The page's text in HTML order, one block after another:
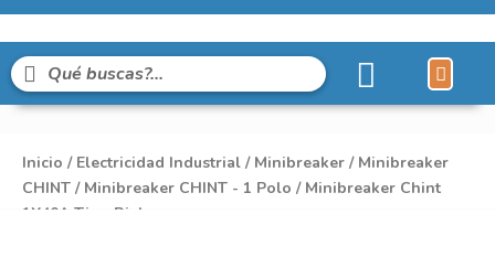
Inicio / Electricidad Industrial / Minibreaker / Minibreaker
CHINT / Minibreaker CHINT - 1 Polo / Minibreaker Chint
1X40A Tipo Riel